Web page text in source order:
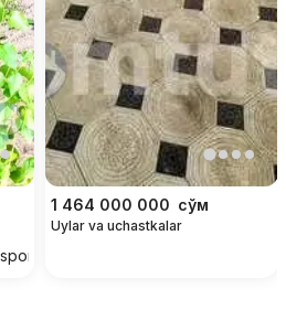
1 464 000 000 сўм
Uylar va uchastkalar